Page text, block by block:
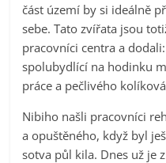
část území by si ideálně
sebe. Tato zvířata jsou
pracovníci centra a
spolubydlící na hodinku
práce a pečlivého
Nibiho našli pracovníci
a opuštěného, když byl
sotva půl kila. Dnes už je